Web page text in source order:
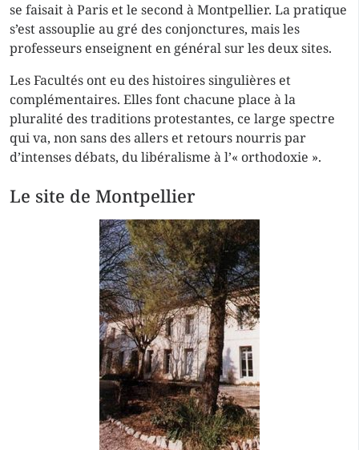
se faisait à Paris et le second à Montpellier. La pratique
s’est assouplie au gré des conjonctures, mais les
professeurs enseignent en général sur les deux sites.
Les Facultés ont eu des histoires singulières et
complémentaires. Elles font chacune place à la
pluralité des traditions protestantes, ce large spectre
qui va, non sans des allers et retours nourris par
d’intenses débats, du libéralisme à l’« orthodoxie ».
Le site de Montpellier